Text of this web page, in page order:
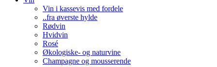
Vin i kassevis med fordele
..fra øverste hylde
Rødvin
Hvidvin
Rosé
Økologiske- og naturvine
Champagne og mousserende